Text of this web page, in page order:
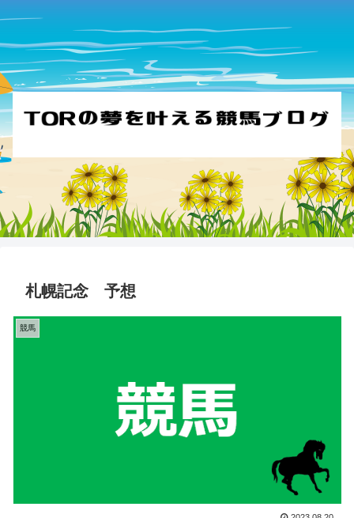
札幌記念 予想
競馬